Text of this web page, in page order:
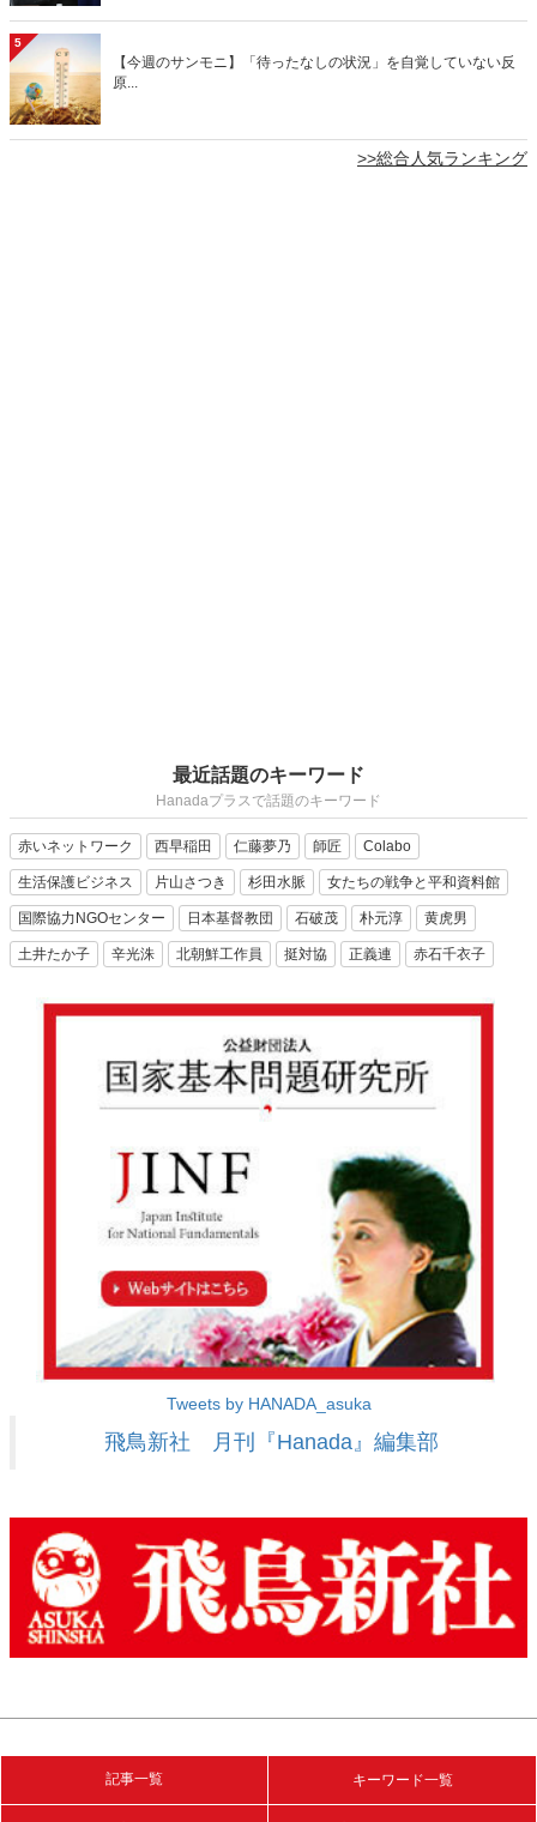
5
【今週のサンモニ】「待ったなしの状況」を自覚していない反
原...
>>総合人気ランキング
最近話題のキーワード
Hanadaプラスで話題のキーワード
赤いネットワーク 西早稲田 仁藤夢乃 師匠 Colabo
生活保護ビジネス 片山さつき 杉田水脈 女たちの戦争と平和資料館
国際協力NGOセンター 日本基督教団 石破茂 朴元淳 黄虎男
土井たか子 辛光洙 北朝鮮工作員 挺対協 正義連 赤石千衣子
Tweets by HANADA_asuka
飛鳥新社 月刊『Hanada』編集部
記事一覧 キーワード一覧